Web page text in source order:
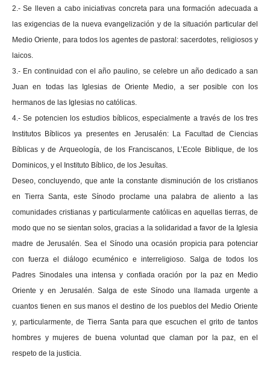
2.- Se lleven a cabo iniciativas concreta para una formación adecuada a
las exigencias de la nueva evangelización y de la situación particular del
Medio Oriente, para todos los agentes de pastoral: sacerdotes, religiosos y
laicos.
3.- En continuidad con el año paulino, se celebre un año dedicado a san
Juan en todas las Iglesias de Oriente Medio, a ser posible con los
hermanos de las Iglesias no católicas.
4.- Se potencien los estudios bíblicos, especialmente a través de los tres
Institutos Bíblicos ya presentes en Jerusalén: La Facultad de Ciencias
Bíblicas y de Arqueología, de los Franciscanos, L’Ecole Biblique, de los
Dominicos, y el Instituto Bíblico, de los Jesuítas.
Deseo, concluyendo, que ante la constante disminución de los cristianos
en Tierra Santa, este Sínodo proclame una palabra de aliento a las
comunidades cristianas y particularmente católicas en aquellas tierras, de
modo que no se sientan solos, gracias a la solidaridad a favor de la Iglesia
madre de Jerusalén. Sea el Sínodo una ocasión propicia para potenciar
con fuerza el diálogo ecuménico e interreligioso. Salga de todos los
Padres Sinodales una intensa y confiada oración por la paz en Medio
Oriente y en Jerusalén. Salga de este Sínodo una llamada urgente a
cuantos tienen en sus manos el destino de los pueblos del Medio Oriente
y, particularmente, de Tierra Santa para que escuchen el grito de tantos
hombres y mujeres de buena voluntad que claman por la paz, en el
respeto de la justicia.